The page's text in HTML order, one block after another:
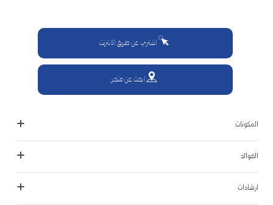
اشتري عن طريق الانترنت
ابحث عن متجر:
المكونات
الفوائد
ارشادات